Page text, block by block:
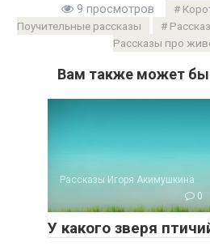
9 просмотров
Поучительные рассказы
Рассказы про
Вам также может
Рассказы Игоря Акимушкина
0
У какого зверя